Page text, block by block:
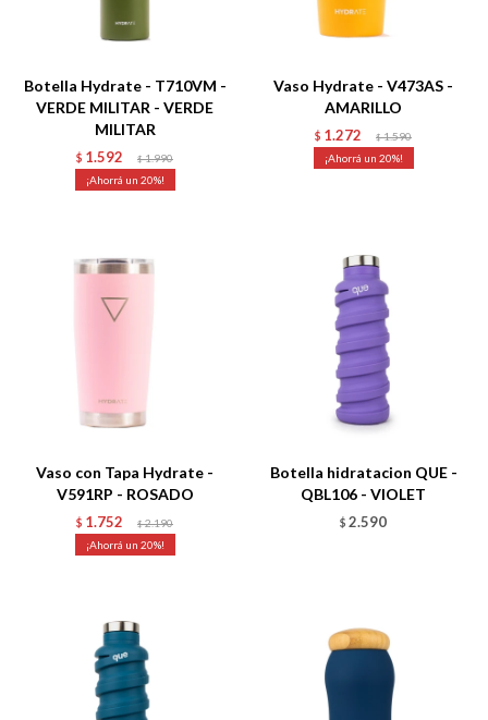
Botella Hydrate - T710VM -
VERDE MILITAR - VERDE
MILITAR
$ 1.592 $ 1.990
20
Vaso Hydrate - V473AS -
AMARILLO
$ 1.272 $ 1.590
20
Vaso con Tapa Hydrate -
V591RP - ROSADO
$ 1.752 $ 2.190
20
Botella hidratacion QUE -
QBL106 - VIOLET
$ 2.590